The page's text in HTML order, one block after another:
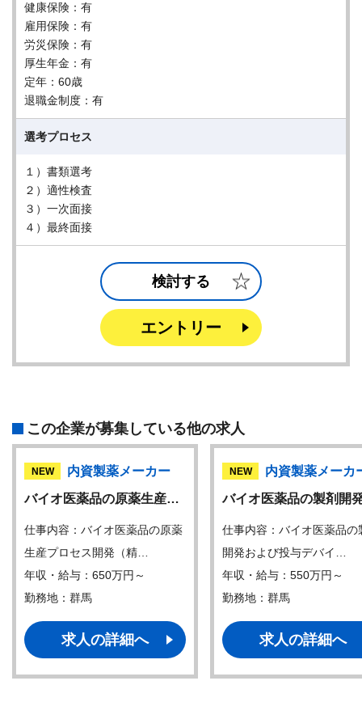
健康保険：有
雇用保険：有
労災保険：有
厚生年金：有
定年：60歳
退職金制度：有
選考プロセス
１）書類選考
２）適性検査
３）一次面接
４）最終面接
検討する
エントリー
この企業が募集している他の求人
NEW
内資製薬メーカー
バイオ医薬品の原薬生産…
仕事内容：バイオ医薬品の原薬
生産プロセス開発（精…
年収・給与：650万円～
勤務地：群馬
求人の詳細へ
NEW
内資製薬メーカ
バイオ医薬品の製剤開
仕事内容：バイオ医薬品の
開発および投与デバイ…
年収・給与：550万円～
勤務地：群馬
求人の詳細へ